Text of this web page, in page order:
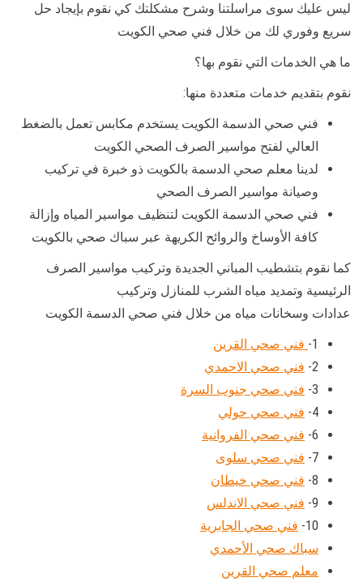
ليس عليك سوى مراسلتنا وشرح مشكلتك كي نقوم بإيجاد حل
سريع وفوري لك من خلال فني صحي الكويت
ما هي الخدمات التي نقوم بها؟
نقوم بتقديم خدمات متعددة منها:
فني صحي الدسمة الكويت يستخدم مكابس تعمل بالضغط
العالي لفتح مواسير الصرف الصحي الكويت
لدينا معلم صحي الدسمة بالكويت ذو خبرة في تركيب
وصيانة مواسير الصرف الصحي
فني صحي الدسمة الكويت لتنظيف مواسير المياه وإزالة
كافة الأوساخ والروائح الكريهة عبر سباك صحي بالكويت
كما نقوم بتشطيب المباني الجديدة وتركيب مواسير الصرف
الرئيسية وتمديد مياه الشرب للمنازل وتركيب
عدادات وسخانات مياه من خلال فني صحي الدسمة الكويت
1- فني صحي القرين
2- فني صحي الاحمدي
3- فني صحي جنوب السرة
4- فني صحي حولي
6- فني صحي الفروانية
7- فني صحي سلوى
8- فني صحي خيطان
9- فني صحي الاندلس
10- فني صحي الجابرية
سباك صحي الأحمدي
معلم صحي القرين